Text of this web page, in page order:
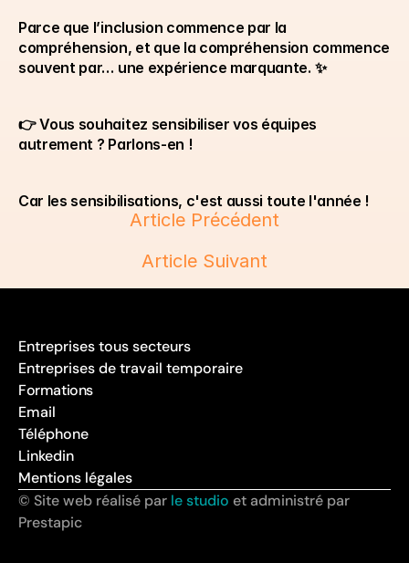
Parce que l’inclusion commence par la
compréhension, et que la compréhension commence
souvent par… une expérience marquante. ✨
👉 Vous souhaitez sensibiliser vos équipes
autrement ? Parlons-en !
Car les sensibilisations, c'est aussi toute l'année !
Article Précédent
Article Suivant
Entreprises tous secteurs
Entreprises de travail temporaire
Formations
Email
Téléphone
Linkedin
Mentions légales
© Site web réalisé par le studio et administré par
Prestapic